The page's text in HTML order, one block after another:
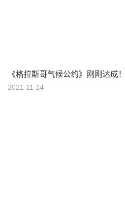
《格拉斯哥气候公约》刚刚达成！
2021-11-14